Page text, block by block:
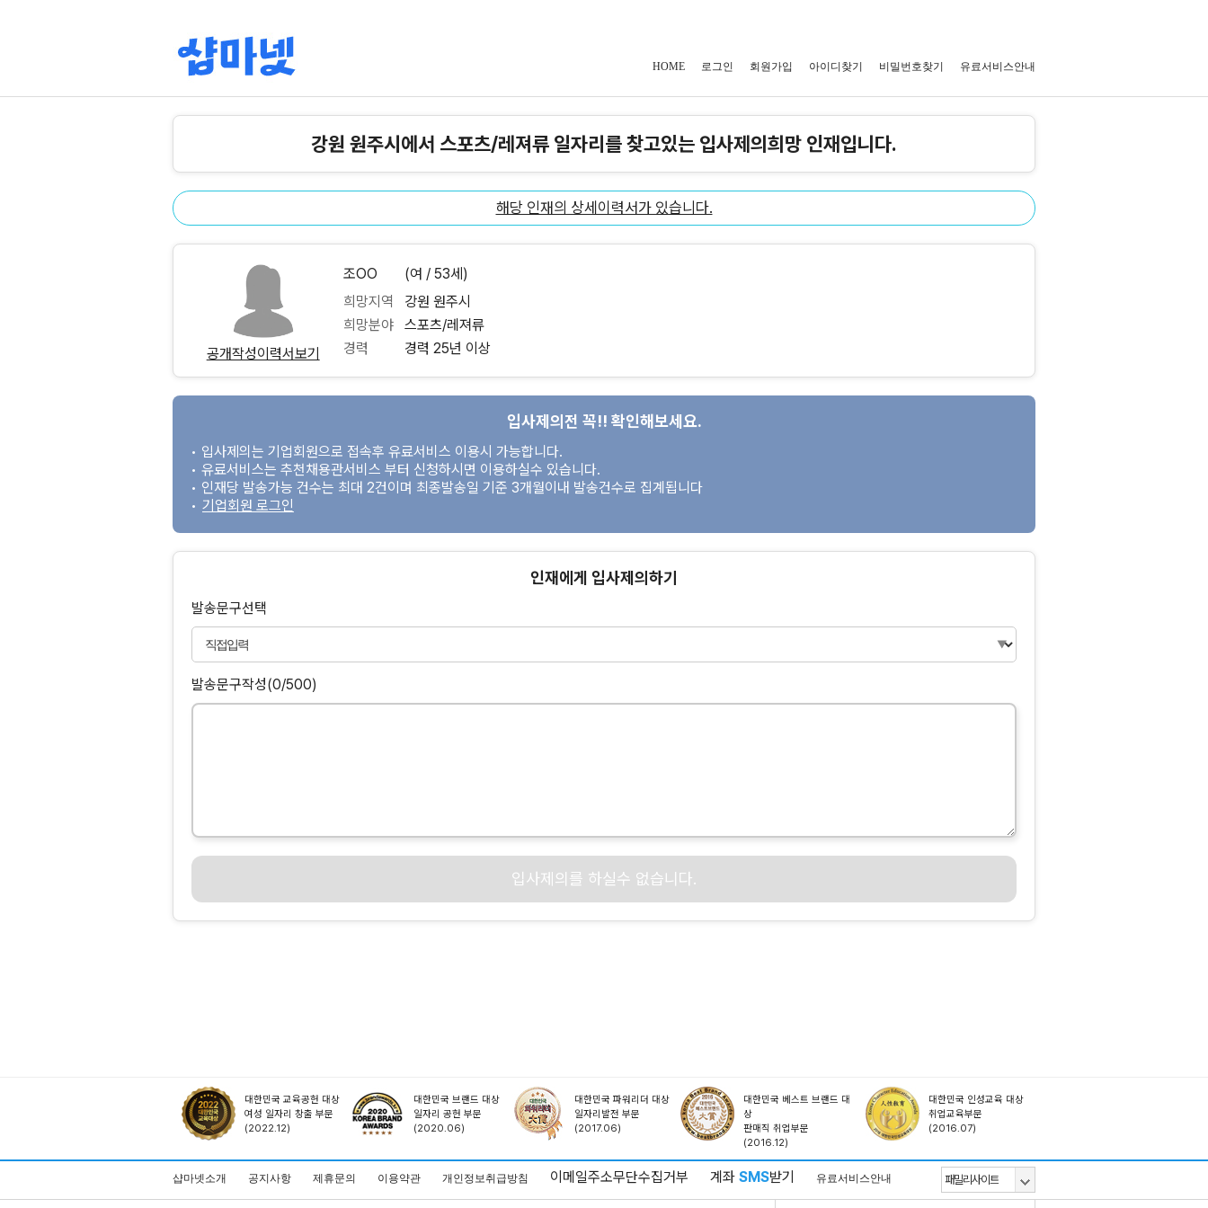
HOME 로그인 회원가입 아이디찾기 비밀번호찾기 유료서비스안내
강원 원주시에서 스포츠/레져류 일자리를 찾고있는 입사제의희망 인재입니다.
해당 인재의 상세이력서가 있습니다.
공개작성이력서보기
조OO
(여 / 53세)
희망지역
강원 원주시
희망분야
스포츠/레져류
경력
경력 25년 이상
입사제의전 꼭!! 확인해보세요.
• 입사제의는 기업회원으로 접속후 유료서비스 이용시 가능합니다.
• 유료서비스는 추천채용관서비스 부터 신청하시면 이용하실수 있습니다.
• 인재당 발송가능 건수는 최대 2건이며 최종발송일 기준 3개월이내 발송건수로 집계됩니다
• 기업회원 로그인
인재에게 입사제의하기
발송문구선택
발송문구작성(0/500)
입사제의를 하실수 없습니다.
대한민국 교육공헌 대상
여성 일자리 창출 부문
(2022.12)
대한민국 브랜드 대상
일자리 공헌 부문
(2020.06)
대한민국 파워리더 대상
일자리발전 부문
(2017.06)
대한민국 베스트 브랜드 대
상
판매직 취업부문
(2016.12)
대한민국 인성교육 대상
취업교육부문
(2016.07)
샵마넷소개 공지사항 제휴문의 이용약관 개인정보취급방침 이메일주소무단수집거부 계좌 SMS받기 유료서비스안내